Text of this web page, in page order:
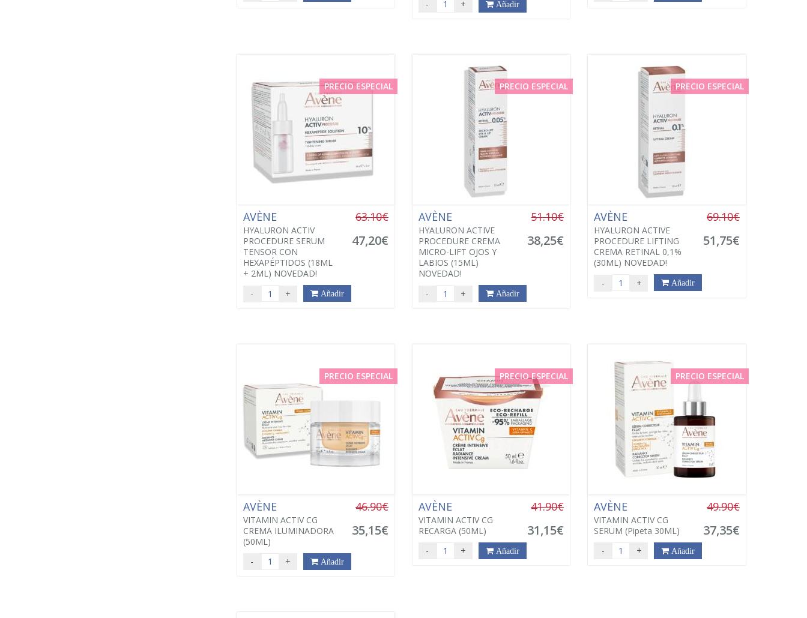
- + Añadir
PRECIO ESPECIAL
AVÈNE
HYALURON ACTIV
PROCEDURE SERUM
TENSOR CON
HEXAPÉPTIDOS (18ML
+ 2ML) NOVEDAD!
63.10€
47,20€
- + Añadir
PRECIO ESPECIAL
AVÈNE
HYALURON ACTIVE
PROCEDURE CREMA
MICRO-LIFT OJOS Y
LABIOS (15ML)
NOVEDAD!
51.10€
38,25€
- + Añadir
PRECIO ESPECIAL
AVÈNE
HYALURON ACTIVE
PROCEDURE LIFTING
CREMA RETINAL 0,1%
(30ML) NOVEDAD!
69.10€
51,75€
- + Añadir
PRECIO ESPECIAL
AVÈNE
VITAMIN ACTIV CG
CREMA ILUMINADORA
(50ML)
46.90€
35,15€
- + Añadir
PRECIO ESPECIAL
AVÈNE
VITAMIN ACTIV CG
RECARGA (50ML)
41.90€
31,15€
- + Añadir
PRECIO ESPECIAL
AVÈNE
VITAMIN ACTIV CG
SERUM (Pipeta 30ML)
49.90€
37,35€
- + Añadir